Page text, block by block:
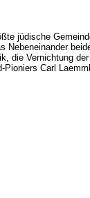
jüdische
die Vernichtung
Carl